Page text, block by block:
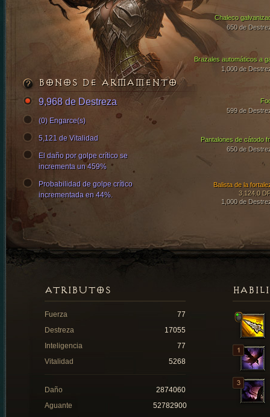
Chaleco
650 de
Brazales automáticos a
1,000 de
Pantalones de cátodo
650 de
Balista de la
3,124.0
1,000 de
599 de
BONOS DE ARMAMENTO
9,968 de Destreza
(0) Engarce(s)
5,121 de Vitalidad
El daño por golpe crítico se
incrementa un 459%
Probabilidad de golpe crítico
incrementada en 44%.
ATRIBUTOS
Fuerza
77
Destreza
17055
Inteligencia
77
Vitalidad
5268
Daño
2874060
Aguante
52782900